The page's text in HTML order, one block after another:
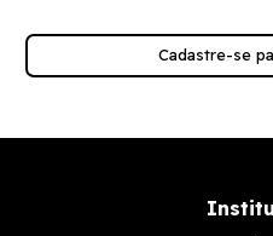
Cadastre-se